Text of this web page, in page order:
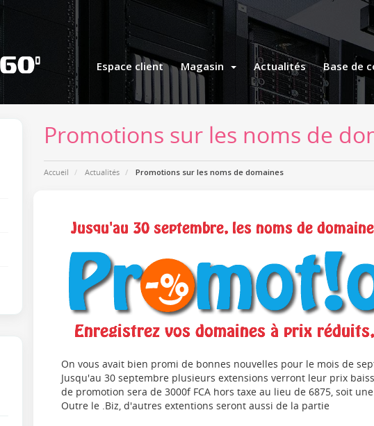
Espace client Magasin Actualités Base de
Promotions sur les noms de
Accueil Actualités Promotions sur les noms de domaines
On vous avait bien promi de bonnes nouvelles pour le mois de
Jusqu'au 30 septembre plusieurs extensions verront leur prix
de promotion sera de 3000f FCA hors taxe au lieu de 6875, soit
Outre le .Biz, d'autres extentions seront aussi de la partie